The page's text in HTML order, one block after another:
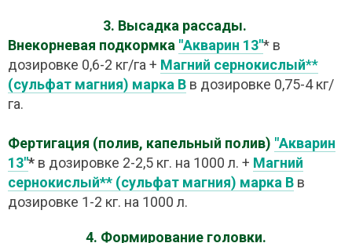
3. Высадка рассады.
Внекорневая подкормка "Акварин 13"* в
дозировке 0,6-2 кг/га + Магний сернокислый**
(сульфат магния) марка В в дозировке 0,75-4 кг/
га.
Фертигация (полив, капельный полив) "Акварин
13"* в дозировке 2-2,5 кг. на 1000 л. + Магний
сернокислый** (сульфат магния) марка В в
дозировке 1-2 кг. на 1000 л.
4. Формирование головки.